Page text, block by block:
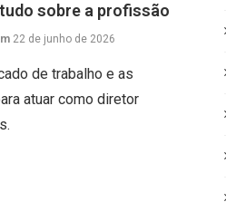
sobre a profissão
22 de junho de 2026
de trabalho e as
atuar como diretor